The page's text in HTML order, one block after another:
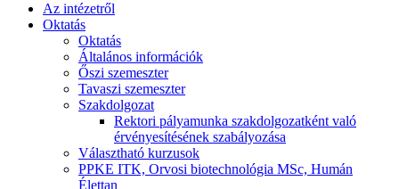
Az intézetről
Oktatás
Oktatás
Általános információk
Őszi szemeszter
Tavaszi szemeszter
Szakdolgozat
Rektori pályamunka szakdolgozatként való
érvényesítésének szabályozása
Választható kurzusok
PPKE ITK, Orvosi biotechnológia MSc, Humán
Élettan